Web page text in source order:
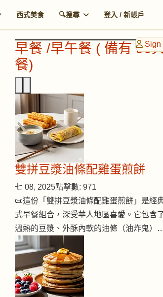
西式美食 🔍搜尋 登入 / 新帳戶
Sign
早餐 /早午餐 ( 備有 90
餐)
雙拼豆漿油條配雞蛋煎餅
七 08, 2025點擊數: 971
📜這份「雙拼豆漿油條配雞蛋煎餅」是經
式早餐組合，深受華人地區喜愛。它包含
溫熱的豆漿、外酥內軟的油條（油炸鬼）